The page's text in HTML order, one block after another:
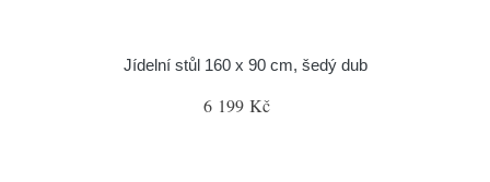
Jídelní stůl 160 x 90 cm, šedý dub
6 199 Kč